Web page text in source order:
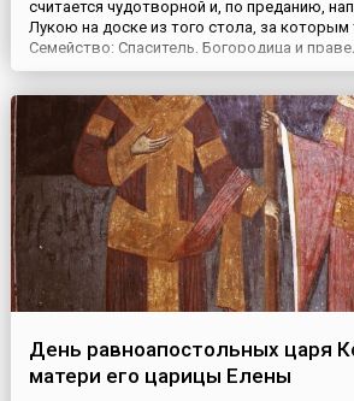
считается чудотворной и, по преданию,
Лукою на доске из того стола, за
Семейство: Спаситель, Богородица и
Обручник. Божия Матерь, увидев этот
Меня и Моя с этой иконой да будет».В
завезе...
День равноапостольных царя
матери его царицы Елены